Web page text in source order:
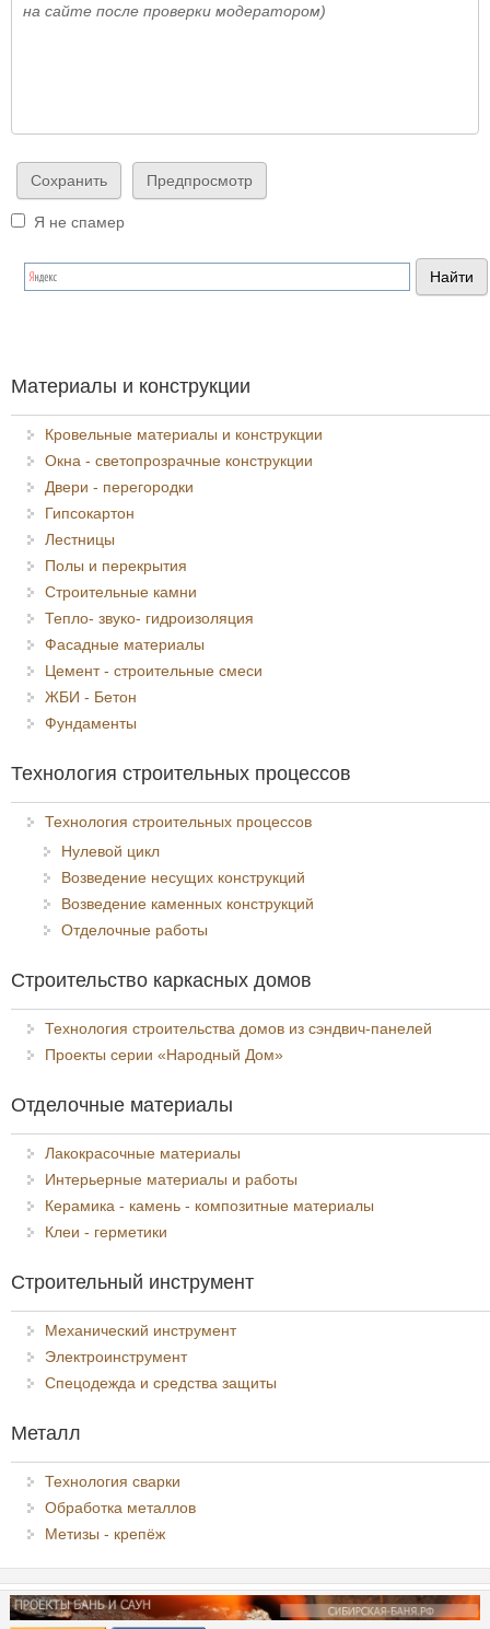
на сайте после проверки модератором)
Я не спамер
Я спамер
Материалы и конструкции
Кровельные материалы и конструкции
Окна - светопрозрачные конструкции
Двери - перегородки
Гипсокартон
Лестницы
Полы и перекрытия
Строительные камни
Тепло- звуко- гидроизоляция
Фасадные материалы
Цемент - строительные смеси
ЖБИ - Бетон
Фундаменты
Технология строительных процессов
Технология строительных процессов
Нулевой цикл
Возведение несущих конструкций
Возведение каменных конструкций
Отделочные работы
Строительство каркасных домов
Технология строительства домов из сэндвич-панелей
Проекты серии «Народный Дом»
Отделочные материалы
Лакокрасочные материалы
Интерьерные материалы и работы
Керамика - камень - композитные материалы
Клеи - герметики
Строительный инструмент
Механический инструмент
Электроинструмент
Спецодежда и средства защиты
Металл
Технология сварки
Обработка металлов
Метизы - крепёж